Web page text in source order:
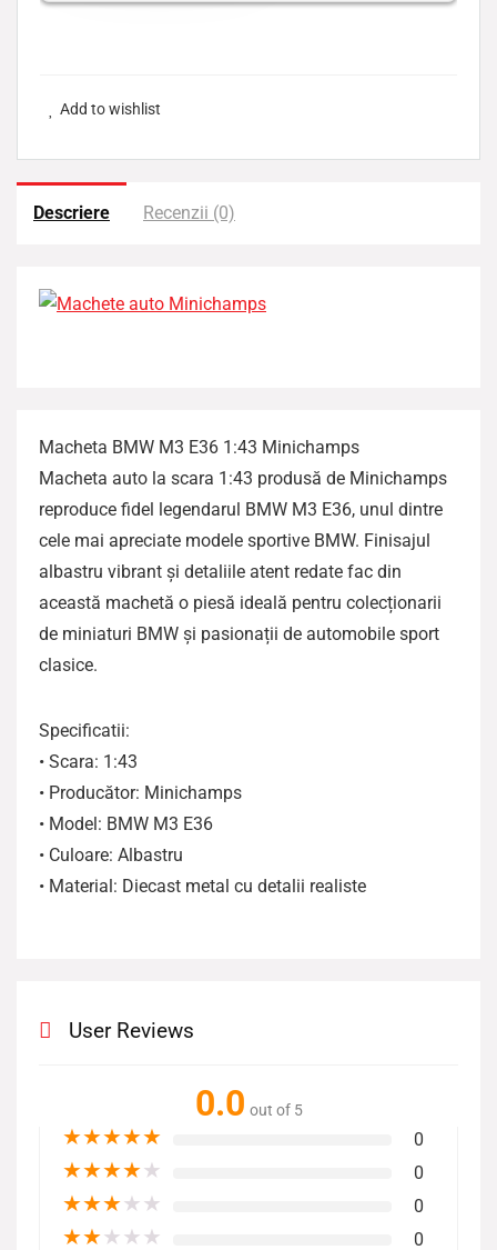
a
t
Add to wishlist
Descriere Recenzii (0)
Macheta BMW M3 E36 1:43 Minichamps
Macheta auto la scara 1:43 produsă de Minichamps
reproduce fidel legendarul BMW M3 E36, unul dintre
cele mai apreciate modele sportive BMW. Finisajul
albastru vibrant și detaliile atent redate fac din
această machetă o piesă ideală pentru colecționarii
de miniaturi BMW și pasionații de automobile sport
clasice.
Specificatii:
• Scara: 1:43
• Producător: Minichamps
• Model: BMW M3 E36
• Culoare: Albastru
• Material: Diecast metal cu detalii realiste
User Reviews
0.0 out of 5
★★★★★ 0
★★★★★ 0
★★★★★ 0
★★★★★ 0